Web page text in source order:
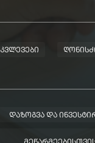
ᲙᲕᲚᲔᲕᲔᲑᲘ
ᲓᲐᲖᲝᲒᲕᲐ ᲓᲐ